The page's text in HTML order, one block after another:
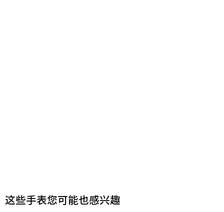
这些手表您可能也感兴趣